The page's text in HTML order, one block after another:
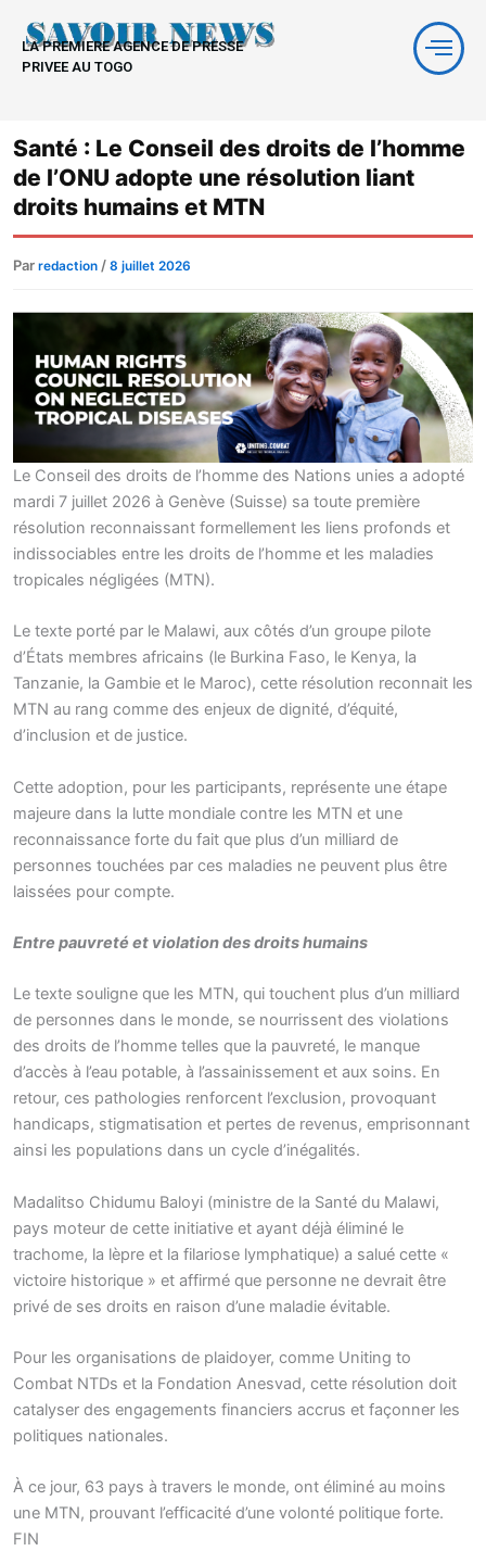
contenu
LA PREMIERE AGENCE DE PRESSE
PRIVEE AU TOGO
Santé : Le Conseil des droits de l’homme
de l’ONU adopte une résolution liant
droits humains et MTN
Par redaction / 8 juillet 2026
Le Conseil des droits de l’homme des Nations unies a adopté
mardi 7 juillet 2026 à Genève (Suisse) sa toute première
résolution reconnaissant formellement les liens profonds et
indissociables entre les droits de l’homme et les maladies
tropicales négligées (MTN).
Le texte porté par le Malawi, aux côtés d’un groupe pilote
d’États membres africains (le Burkina Faso, le Kenya, la
Tanzanie, la Gambie et le Maroc), cette résolution reconnait les
MTN au rang comme des enjeux de dignité, d’équité,
d’inclusion et de justice.
Cette adoption, pour les participants, représente une étape
majeure dans la lutte mondiale contre les MTN et une
reconnaissance forte du fait que plus d’un milliard de
personnes touchées par ces maladies ne peuvent plus être
laissées pour compte.
Entre pauvreté et violation des droits humains
Le texte souligne que les MTN, qui touchent plus d’un milliard
de personnes dans le monde, se nourrissent des violations
des droits de l’homme telles que la pauvreté, le manque
d’accès à l’eau potable, à l’assainissement et aux soins. En
retour, ces pathologies renforcent l’exclusion, provoquant
handicaps, stigmatisation et pertes de revenus, emprisonnant
ainsi les populations dans un cycle d’inégalités.
Madalitso Chidumu Baloyi (ministre de la Santé du Malawi,
pays moteur de cette initiative et ayant déjà éliminé le
trachome, la lèpre et la filariose lymphatique) a salué cette «
victoire historique » et affirmé que personne ne devrait être
privé de ses droits en raison d’une maladie évitable.
Pour les organisations de plaidoyer, comme Uniting to
Combat NTDs et la Fondation Anesvad, cette résolution doit
catalyser des engagements financiers accrus et façonner les
politiques nationales.
À ce jour, 63 pays à travers le monde, ont éliminé au moins
une MTN, prouvant l’efficacité d’une volonté politique forte.
FIN